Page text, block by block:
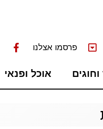
פרסמו אצלנו
וחוגים אוכל ופנאי